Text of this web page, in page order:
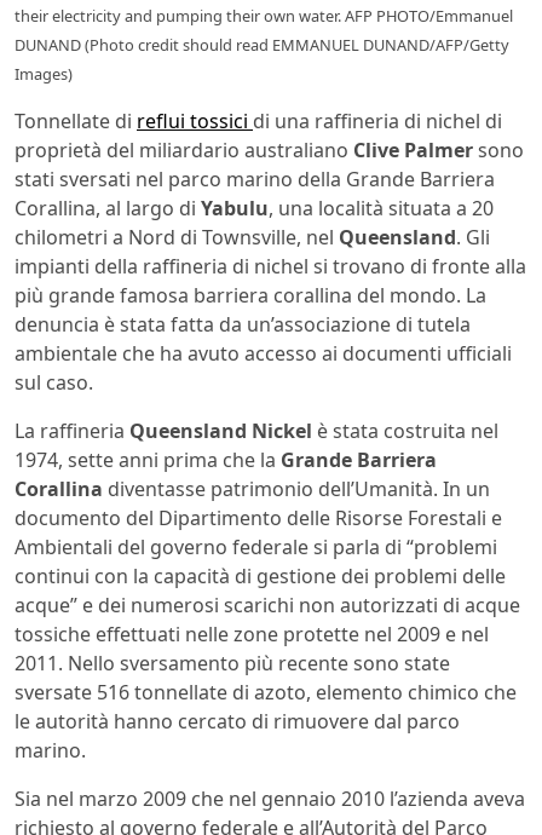
their electricity and pumping their own water. AFP PHOTO/Emmanuel
DUNAND (Photo credit should read EMMANUEL DUNAND/AFP/Getty
Images)
Tonnellate di reflui tossici di una raffineria di nichel di
proprietà del miliardario australiano Clive Palmersono
stati sversati nel parco marino della Grande Barriera
Corallina, al largo di Yabulu, una località situata a 20
chilometri a Nord di Townsville, nel Queensland. Gli
impianti della raffineria di nichel si trovano di fronte alla
più grande famosa barriera corallina del mondo. La
denuncia è stata fatta da un’associazione di tutela
ambientale che ha avuto accesso ai documenti ufficiali
sul caso.
La raffineria Queensland Nickel è stata costruita nel
1974, sette anni prima che la Grande Barriera
Corallina diventasse patrimonio dell’Umanità. In un
documento del Dipartimento delle Risorse Forestali e
Ambientali del governo federale si parla di “problemi
continui con la capacità di gestione dei problemi delle
acque” e dei numerosi scarichi non autorizzati di acque
tossiche effettuati nelle zone protette nel 2009 e nel
2011. Nello sversamento più recente sono state
sversate 516 tonnellate di azoto, elemento chimico che
le autorità hanno cercato di rimuovere dal parco
marino.
Sia nel marzo 2009 che nel gennaio 2010 l’azienda aveva
richiesto al governo federale e all’Autorità del Parco